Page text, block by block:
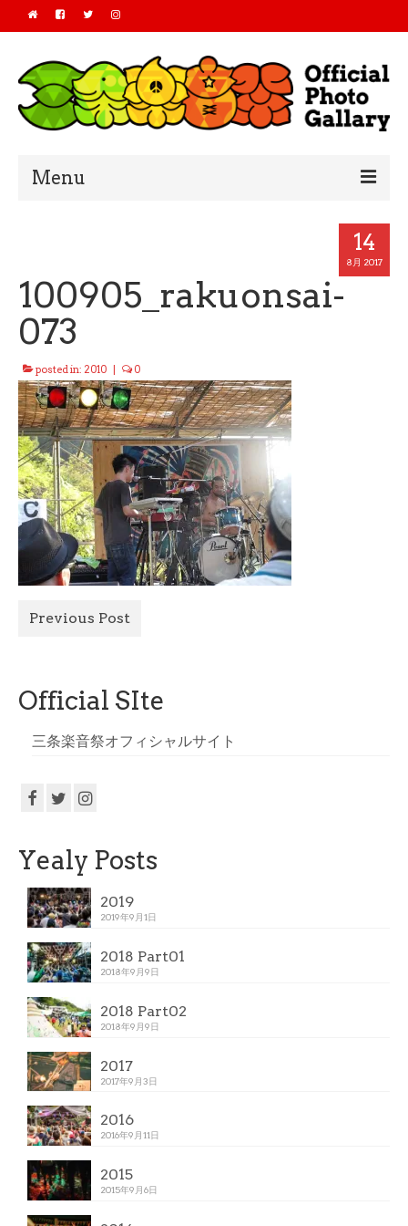
Menu
2018
2017
2016
All Photo
Official Site
14
8月 2017
100905_rakuonsai-
073
posted in: 2010 0
Previous Post
Official SIte
三条楽音祭オフィシャルサイト
Yealy Posts
2019
2019年9月1日
2018 Part01
2018年9月9日
2018 Part02
2018年9月9日
2017
2017年9月3日
2016
2016年9月11日
2015
2015年9月6日